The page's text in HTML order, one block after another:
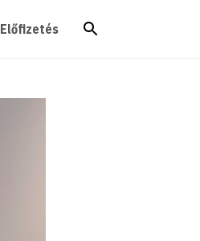
Előfizetés